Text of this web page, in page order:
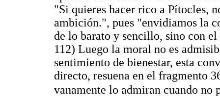
"Si quieres hacer rico a Pítocles,
ambición.", pues "envidiamos la
de lo barato y sencillo, sino con
112) Luego la moral no es
sentimiento de bienestar, esta
directo, resuena en el fragmento
vanamente lo admiran cuando no